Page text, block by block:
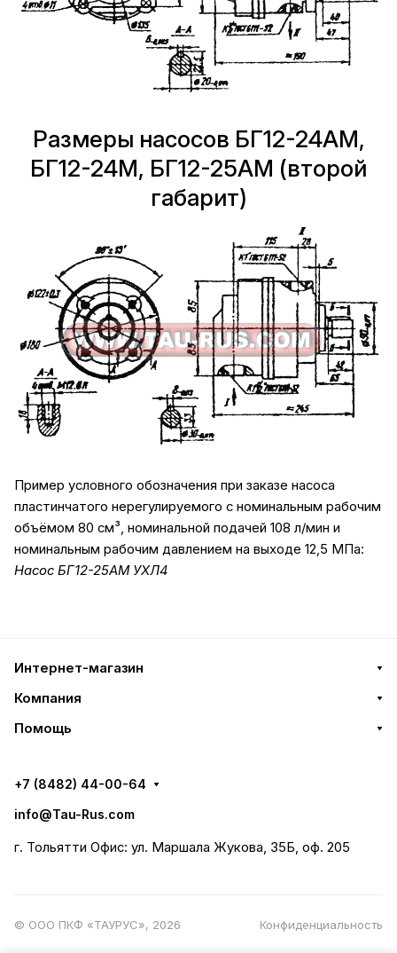
Размеры насосов БГ12-24АМ,
БГ12-24М, БГ12-25АМ (второй
габарит)
Пример условного обозначения при заказе насоса
пластинчатого нерегулируемого с номинальным рабочим
объёмом 80 см³, номинальной подачей 108 л/мин и
номинальным рабочим давлением на выходе 12,5 МПа:
Насос БГ12-25АМ УХЛ4
Интернет-магазин
Компания
Помощь
+7 (8482) 44-00-64
info@Tau-Rus.com
г. Тольятти Офис: ул. Маршала Жукова, 35Б, оф. 205
© ООО ПКФ «ТАУРУС», 2026 Конфиденциальность